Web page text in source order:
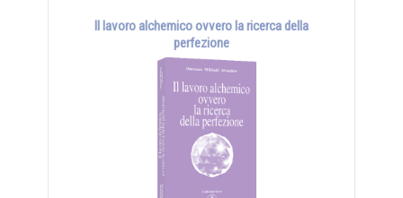
Il lavoro alchemico ovvero la ricerca della
perfezione